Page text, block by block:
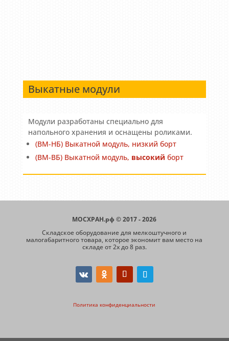
Выкатные модули
Модули разработаны специально для
напольного хранения и оснащены роликами.
(ВМ-НБ) Выкатной модуль, низкий борт
(ВМ-ВБ) Выкатной модуль, высокий борт
МОСХРАН.рф © 2017 - 2026
Складское оборудование для мелкоштучного и
малогабаритного товара, которое экономит вам место на
складе от 2х до 8 раз.
Политика конфиденциальности